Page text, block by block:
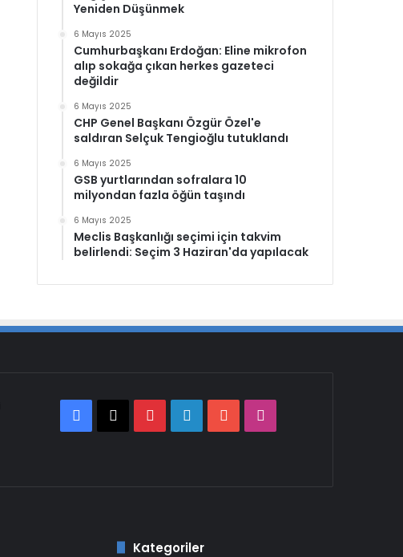
Yeniden Düşünmek
6 Mayıs 2025
Cumhurbaşkanı Erdoğan: Eline mikrofon
alıp sokağa çıkan herkes gazeteci
değildir
6 Mayıs 2025
CHP Genel Başkanı Özgür Özel'e
saldıran Selçuk Tengioğlu tutuklandı
6 Mayıs 2025
GSB yurtlarından sofralara 10
milyondan fazla öğün taşındı
6 Mayıs 2025
Meclis Başkanlığı seçimi için takvim
belirlendi: Seçim 3 Haziran'da yapılacak
Facebook
X PinterestLinkedInYouTube
Kategoriler